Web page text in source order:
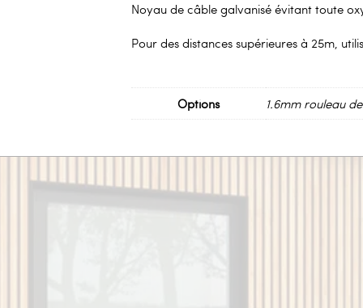
Noyau de câble galvanisé évitant toute
Pour des distances supérieures à 25m,
Options 1.6mm rouleau